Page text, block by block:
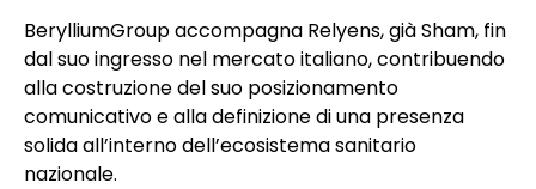
BerylliumGroup accompagna Relyens, già Sham, fin
dal suo ingresso nel mercato italiano, contribuendo
alla costruzione del suo posizionamento
comunicativo e alla definizione di una presenza
solida all’interno dell’ecosistema sanitario
nazionale.